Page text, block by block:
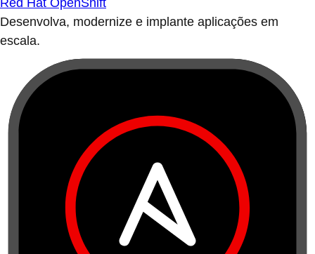
Red Hat OpenShift
Desenvolva, modernize e implante aplicações em
escala.